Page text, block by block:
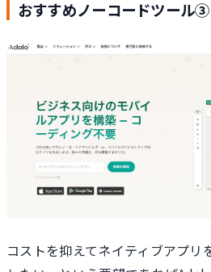
おすすめノーコードツール
コストを抑えてネイティブアプリ